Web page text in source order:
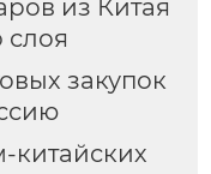
из Китая
слоя
закупок
китайских